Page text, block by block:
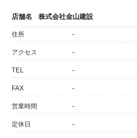
店舗名 株式会社金山建設
住所 －
アクセス －
TEL －
FAX －
営業時間 －
定休日 －